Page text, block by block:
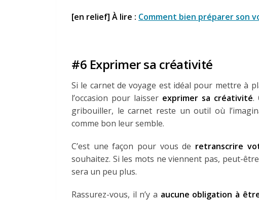
[en relief] À lire : Comment bien préparer son
#6 Exprimer sa créativité
Si le carnet de voyage est idéal pour mettre à
l’occasion pour laisser exprimer sa créativité.
gribouiller, le carnet reste un outil où
comme bon leur semble.
C’est une façon pour vous de retranscrire
souhaitez. Si les mots ne viennent pas, peut-
sera un peu plus.
Rassurez-vous, il n’y a aucune obligation à